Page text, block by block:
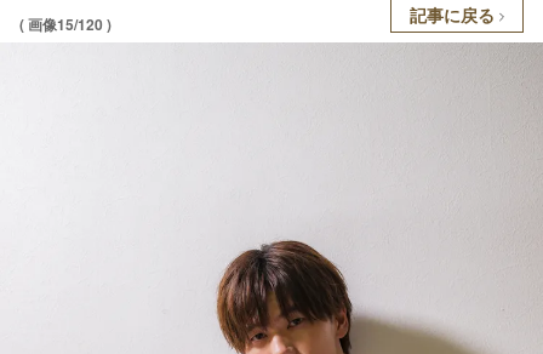
( 画像15/120 ) 記事に戻る